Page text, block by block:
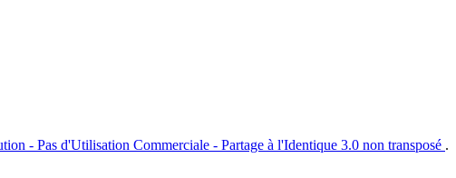
- Pas d'Utilisation Commerciale - Partage à l'Identique 3.0 non transposé .